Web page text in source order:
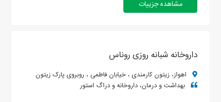
مشاهده جزییات
داروخانه شبانه روزی روناس
اهواز، زیتون کارمندی ، خیابان فاطمی ، روبروی پارک زیتون
بهداشت و درمان، داروخانه و دراگ استور